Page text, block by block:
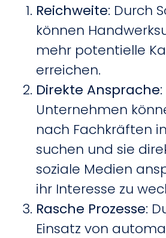
Reichweite: Durch
können
mehr potentielle
erreichen.
Direkte Ansprache:
Unternehmen
nach Fachkräften
suchen und sie
soziale Medien
ihr Interesse zu
Rasche Prozesse:
Einsatz von